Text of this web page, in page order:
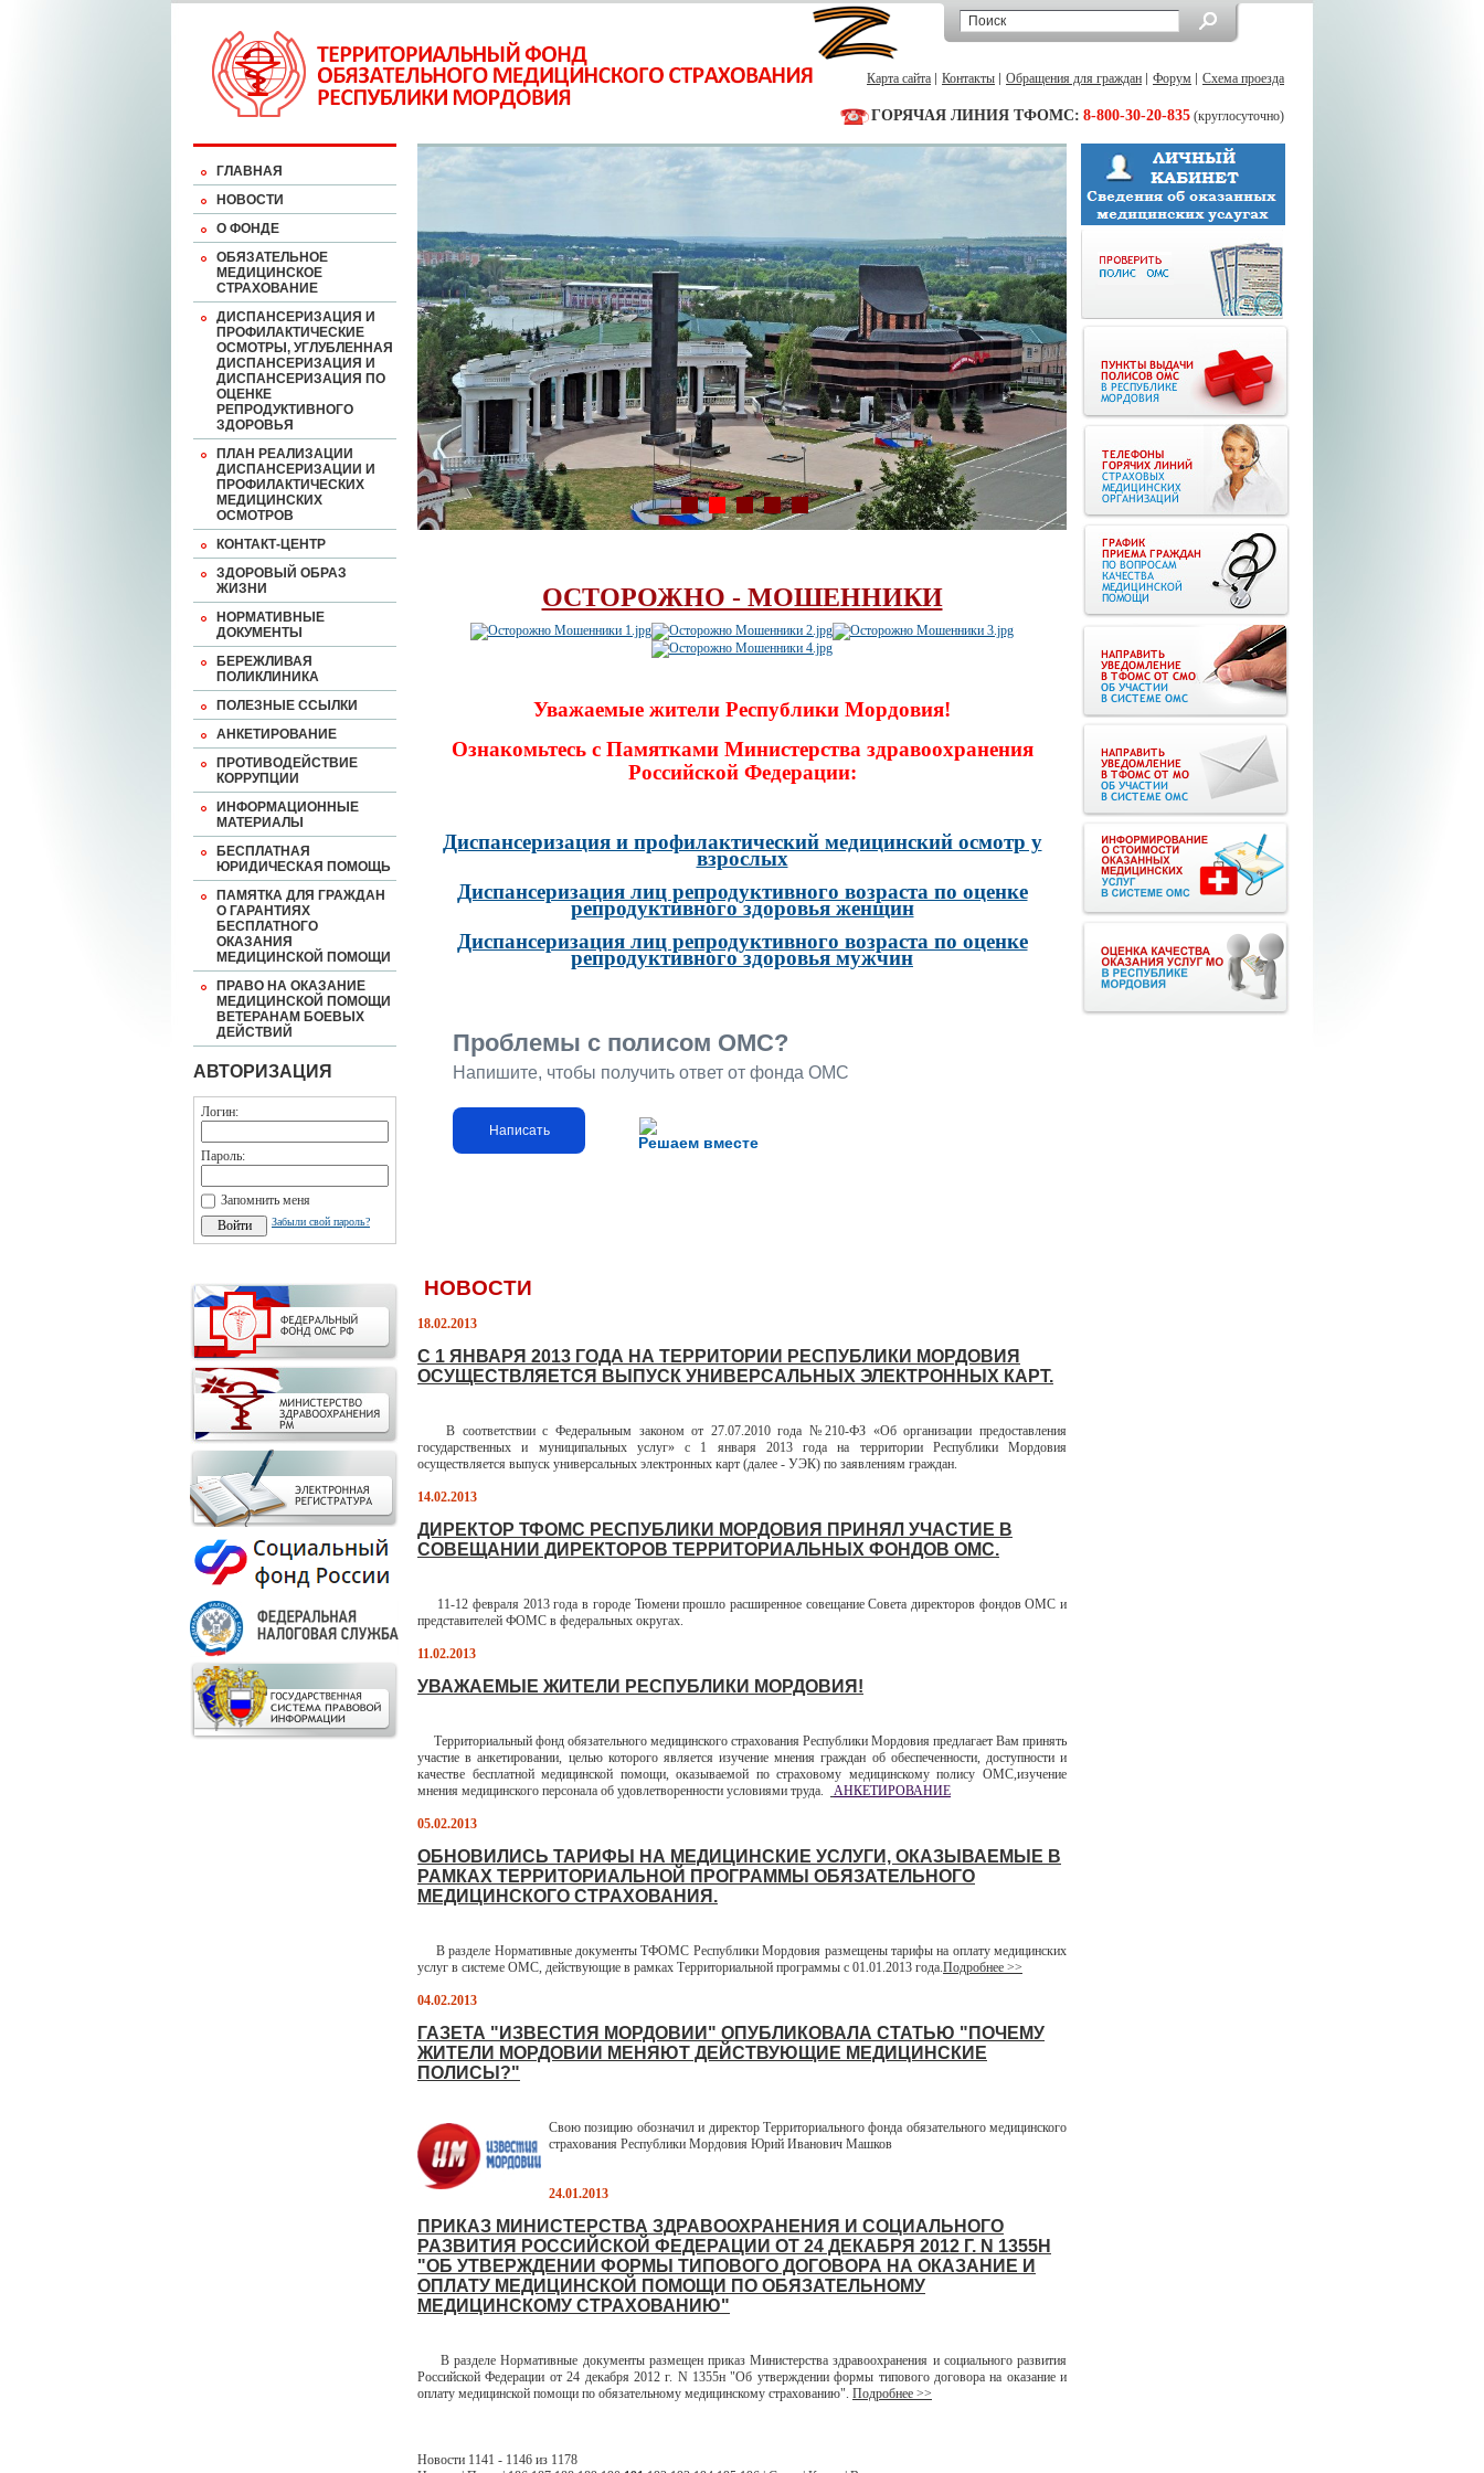
Карта сайта Контакты Обращения для граждан Форум Схема проезда
ГОРЯЧАЯ ЛИНИЯ ТФОМС: 8-800-30-20-835 (круглосуточно)
ГЛАВНАЯ
НОВОСТИ
О ФОНДЕ
ОБЯЗАТЕЛЬНОЕ
МЕДИЦИНСКОЕ
СТРАХОВАНИЕ
ДИСПАНСЕРИЗАЦИЯ И
ПРОФИЛАКТИЧЕСКИЕ
ОСМОТРЫ, УГЛУБЛЕННАЯ
ДИСПАНСЕРИЗАЦИЯ И
ДИСПАНСЕРИЗАЦИЯ ПО
ОЦЕНКЕ
РЕПРОДУКТИВНОГО
ЗДОРОВЬЯ
ПЛАН РЕАЛИЗАЦИИ
ДИСПАНСЕРИЗАЦИИ И
ПРОФИЛАКТИЧЕСКИХ
МЕДИЦИНСКИХ
ОСМОТРОВ
КОНТАКТ-ЦЕНТР
ЗДОРОВЫЙ ОБРАЗ
ЖИЗНИ
НОРМАТИВНЫЕ
ДОКУМЕНТЫ
БЕРЕЖЛИВАЯ
ПОЛИКЛИНИКА
ПОЛЕЗНЫЕ ССЫЛКИ
АНКЕТИРОВАНИЕ
ПРОТИВОДЕЙСТВИЕ
КОРРУПЦИИ
ИНФОРМАЦИОННЫЕ
МАТЕРИАЛЫ
БЕСПЛАТНАЯ
ЮРИДИЧЕСКАЯ ПОМОЩЬ
ПАМЯТКА ДЛЯ ГРАЖДАН
О ГАРАНТИЯХ
БЕСПЛАТНОГО
ОКАЗАНИЯ
МЕДИЦИНСКОЙ ПОМОЩИ
ПРАВО НА ОКАЗАНИЕ
МЕДИЦИНСКОЙ ПОМОЩИ
ВЕТЕРАНАМ БОЕВЫХ
ДЕЙСТВИЙ
АВТОРИЗАЦИЯ
Логин:
Пароль:
Запомнить меня
Забыли свой пароль?
ОСТОРОЖНО - МОШЕННИКИ
Уважаемые жители Республики Мордовия!
Ознакомьтесь с Памятками Министерства здравоохранения
Российской Федерации:
Диспансеризация и профилактический медицинский осмотр у
взрослых
Диспансеризация лиц репродуктивного возраста по оценке
репродуктивного здоровья женщин
Диспансеризация лиц репродуктивного возраста по оценке
репродуктивного здоровья мужчин
Решаем вместе
Проблемы с полисом ОМС?
Напишите, чтобы получить ответ от фонда ОМС
Написать
НОВОСТИ
18.02.2013
С 1 ЯНВАРЯ 2013 ГОДА НА ТЕРРИТОРИИ РЕСПУБЛИКИ МОРДОВИЯ
ОСУЩЕСТВЛЯЕТСЯ ВЫПУСК УНИВЕРСАЛЬНЫХ ЭЛЕКТРОННЫХ КАРТ.
В соответствии с Федеральным законом от 27.07.2010 года №210-ФЗ «Об организации предоставления
государственных и муниципальных услуг» с 1 января 2013 года на территории Республики Мордовия
осуществляется выпуск универсальных электронных карт (далее - УЭК) по заявлениям граждан.
14.02.2013
ДИРЕКТОР ТФОМС РЕСПУБЛИКИ МОРДОВИЯ ПРИНЯЛ УЧАСТИЕ В
СОВЕЩАНИИ ДИРЕКТОРОВ ТЕРРИТОРИАЛЬНЫХ ФОНДОВ ОМС.
11-12 февраля 2013 года в городе Тюмени прошло расширенное совещание Совета директоров фондов ОМС и
представителей ФОМС в федеральных округах.
11.02.2013
УВАЖАЕМЫЕ ЖИТЕЛИ РЕСПУБЛИКИ МОРДОВИЯ!
Территориальный фонд обязательного медицинского страхования Республики Мордовия предлагает Вам принять
участие в анкетировании, целью которого является изучение мнения граждан об обеспеченности, доступности и
качестве бесплатной медицинской помощи, оказываемой по страховому медицинскому полису ОМС,изучение
мнения медицинского персонала об удовлетворенности условиями труда.
АНКЕТИРОВАНИЕ
05.02.2013
ОБНОВИЛИСЬ ТАРИФЫ НА МЕДИЦИНСКИЕ УСЛУГИ, ОКАЗЫВАЕМЫЕ В
РАМКАХ ТЕРРИТОРИАЛЬНОЙ ПРОГРАММЫ ОБЯЗАТЕЛЬНОГО
МЕДИЦИНСКОГО СТРАХОВАНИЯ.
В разделе Нормативные документы ТФОМС Республики Мордовия размещены тарифы на оплату медицинских
услуг в системе ОМС, действующие в рамках Территориальной программы с 01.01.2013 года.Подробнее >>
04.02.2013
ГАЗЕТА "ИЗВЕСТИЯ МОРДОВИИ" ОПУБЛИКОВАЛА СТАТЬЮ "ПОЧЕМУ
ЖИТЕЛИ МОРДОВИИ МЕНЯЮТ ДЕЙСТВУЮЩИЕ МЕДИЦИНСКИЕ
ПОЛИСЫ?"
Свою позицию обозначил и директор Территориального фонда обязательного медицинского
страхования Республики Мордовия Юрий Иванович Машков
24.01.2013
ПРИКАЗ МИНИСТЕРСТВА ЗДРАВООХРАНЕНИЯ И СОЦИАЛЬНОГО
РАЗВИТИЯ РОССИЙСКОЙ ФЕДЕРАЦИИ ОТ 24 ДЕКАБРЯ 2012 Г. N 1355Н
"ОБ УТВЕРЖДЕНИИ ФОРМЫ ТИПОВОГО ДОГОВОРА НА ОКАЗАНИЕ И
ОПЛАТУ МЕДИЦИНСКОЙ ПОМОЩИ ПО ОБЯЗАТЕЛЬНОМУ
МЕДИЦИНСКОМУ СТРАХОВАНИЮ"
В разделе Нормативные документы размещен приказ Министерства здравоохранения и социального развития
Российской Федерации от 24 декабря 2012 г. N 1355н "Об утверждении формы типового договора на оказание и
оплату медицинской помощи по обязательному медицинскому страхованию". Подробнее >>
Новости 1141 - 1146 из 1178